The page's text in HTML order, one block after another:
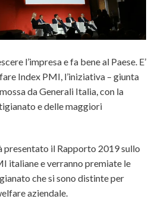
l’impresa e fa bene al Paese. E’
Index PMI, l’iniziativa – giunta
da Generali Italia, con la
e delle maggiori
presentato il Rapporto 2019 sullo
italiane e verranno premiate le
che si sono distinte per
aziendale.